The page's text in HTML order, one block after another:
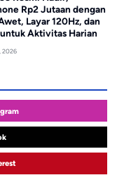
Rp2 Jutaan dengan
Layar 120Hz, dan
Aktivitas Harian
2026